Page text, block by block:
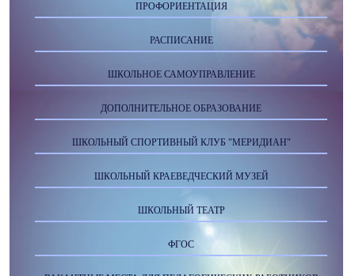
ПРОФОРИЕНТАЦИЯ
РАСПИСАНИЕ
ШКОЛЬНОЕ САМОУПРАВЛЕНИЕ
ДОПОЛНИТЕЛЬНОЕ ОБРАЗОВАНИЕ
ШКОЛЬНЫЙ СПОРТИВНЫЙ КЛУБ "МЕРИДИАН"
ШКОЛЬНЫЙ КРАЕВЕДЧЕСКИЙ МУЗЕЙ
ШКОЛЬНЫЙ ТЕАТР
ФГОС